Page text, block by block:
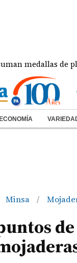
de plata y
ECONOMÍA
Minsa /